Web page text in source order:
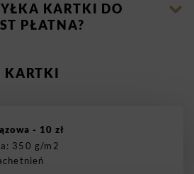
KARTKI DO
PŁATNA?
KARTKI
- 10 zł
350 g/m2